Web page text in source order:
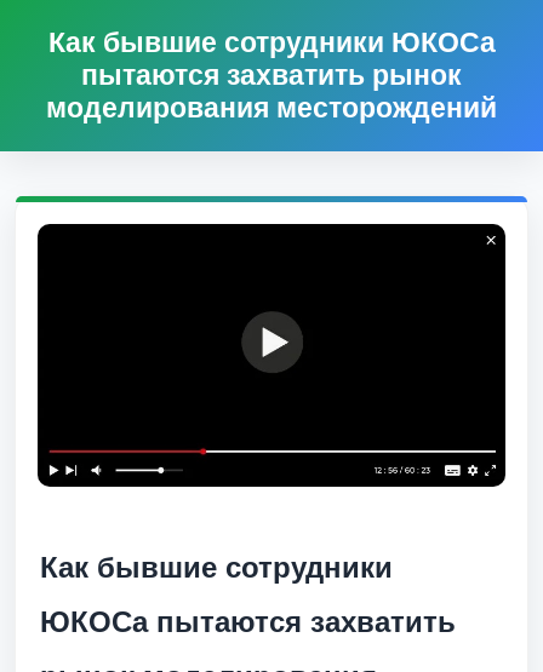
Как бывшие сотрудники ЮКОСа
пытаются захватить рынок
моделирования месторождений
Как бывшие сотрудники
ЮКОСа пытаются захватить